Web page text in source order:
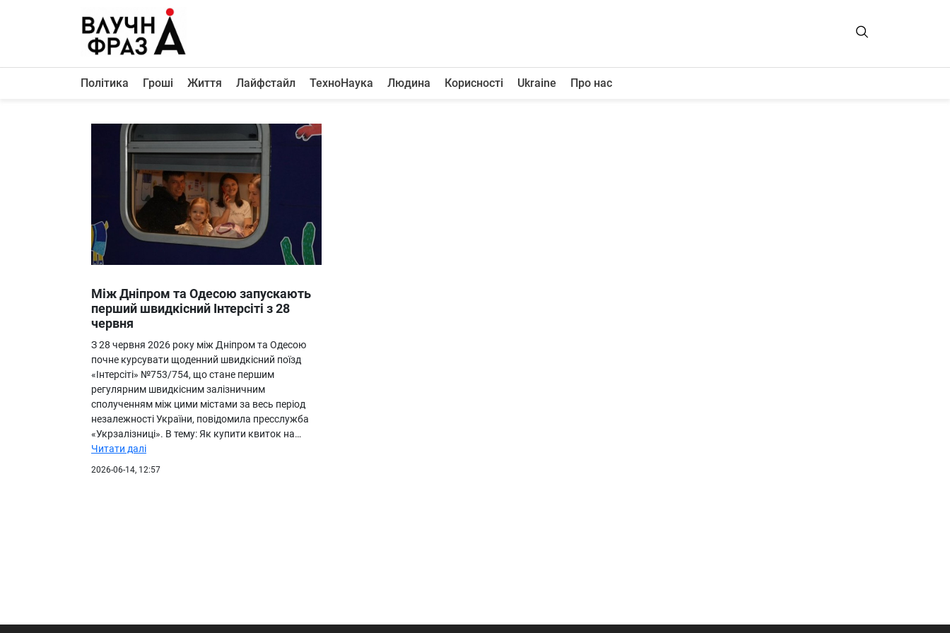
Політика
Життя
Лайфстайл
ТехноНаука
Людина
Корисності
Про нас
Політика Гроші Життя Лайфстайл ТехноНаука Людина Корисності Ukraine Про нас
Між Дніпром та Одесою запускають
перший швидкісний Інтерсіті з 28
червня
З 28 червня 2026 року між Дніпром та Одесою
почне курсувати щоденний швидкісний поїзд
«Інтерсіті» №753/754, що стане першим
регулярним швидкісним залізничним
сполученням між цими містами за весь період
незалежності України, повідомила пресслужба
«Укрзалізниці». В тему: Як купити квиток на…
Читати далі
2026-06-14, 12:57